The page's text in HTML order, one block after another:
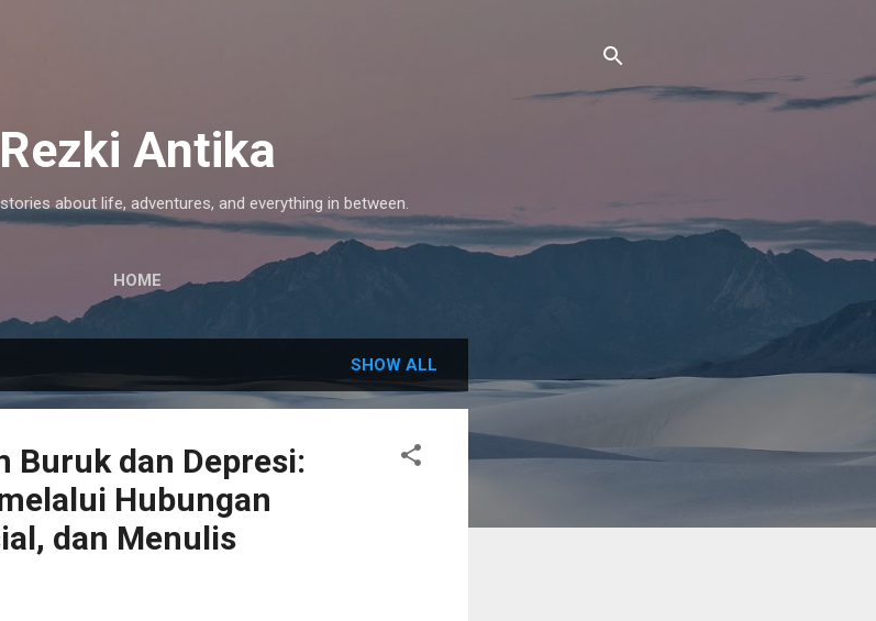
Rezki Antika
about life, adventures, and everything in between.
HOME
SHOW ALL
Buruk dan Depresi:
Hubungan
dan Menulis